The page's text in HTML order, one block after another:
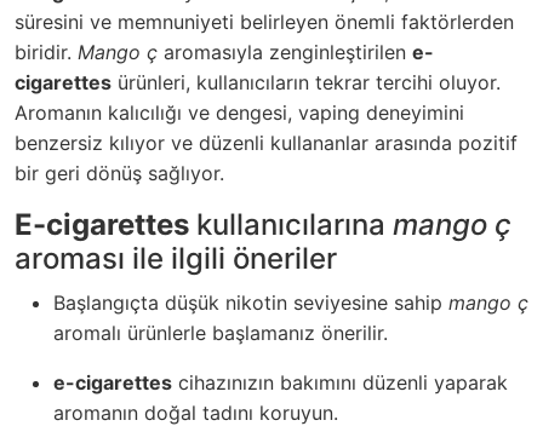
süresini ve memnuniyeti belirleyen önemli faktörlerden
biridir. Mango ç aromasıyla zenginleştirilen e-
cigarettes ürünleri, kullanıcıların tekrar tercihi oluyor.
Aromanın kalıcılığı ve dengesi, vaping deneyimini
benzersiz kılıyor ve düzenli kullananlar arasında pozitif
bir geri dönüş sağlıyor.
E-cigarettes kullanıcılarına mango ç
aroması ile ilgili öneriler
Başlangıçta düşük nikotin seviyesine sahip mango ç
aromalı ürünlerle başlamanız önerilir.
e-cigarettes cihazınızın bakımını düzenli yaparak
aromanın doğal tadını koruyun.